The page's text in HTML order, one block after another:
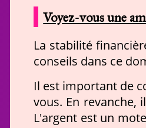
Voyez-vous une
La stabilité
conseils dans ce
Il est important de
vous. En revanche,
L'argent est un